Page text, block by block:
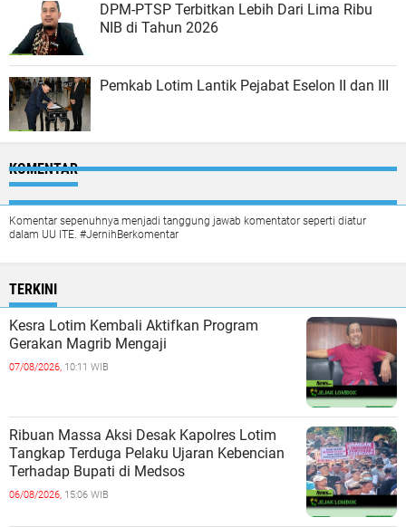
DPM-PTSP Terbitkan Lebih Dari Lima Ribu
NIB di Tahun 2026
Pemkab Lotim Lantik Pejabat Eselon II dan III
KOMENTAR
Komentar sepenuhnya menjadi tanggung jawab komentator seperti diatur
dalam UU ITE. #JernihBerkomentar
TERKINI
Kesra Lotim Kembali Aktifkan Program
Gerakan Magrib Mengaji
07/08/2026, 10:11 WIB
Ribuan Massa Aksi Desak Kapolres Lotim
Tangkap Terduga Pelaku Ujaran Kebencian
Terhadap Bupati di Medsos
06/08/2026, 15:06 WIB